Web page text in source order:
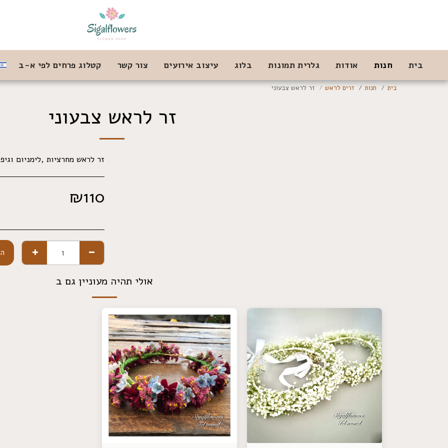
בית חנות אודות גלרית תמונות בלוג עיצוב אירועים צור קשר קטלוג פרחים לפי א-ב
בית חנות זרים לראש זר לראש צבעוני
זר לראש צבעוני
זר לראש מחרציות ,לימניום
₪110
אולי תהיה מעוניין גם ב